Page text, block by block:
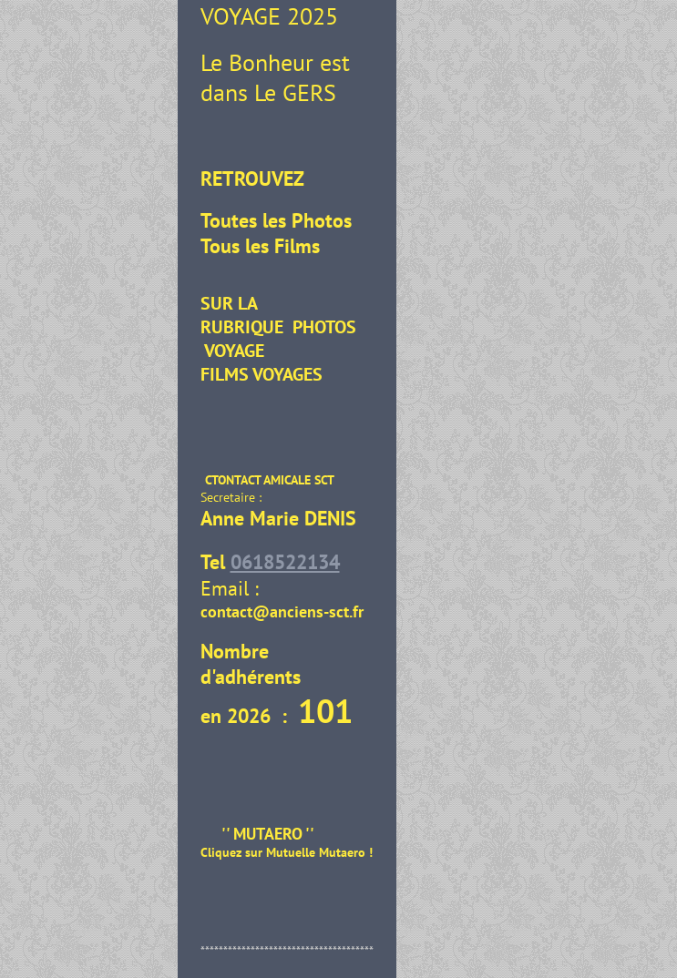
VOYAGE 2025
Le Bonheur est
dans Le GERS
RETROUVEZ
Toutes les Photos
Tous les Films
SUR LA
RUBRIQUE PHOTOS
VOYAGE
FILMS VOYAGES
CTONTACT AMICALE SCT
Secretaire :
Anne Marie DENIS
Tel 0618522134
Email :
contact@anciens-sct.fr
Nombre
d'adhérents
en 2026 : 101
'' MUTAERO ''
Cliquez sur Mutuelle Mutaero !
**************************************